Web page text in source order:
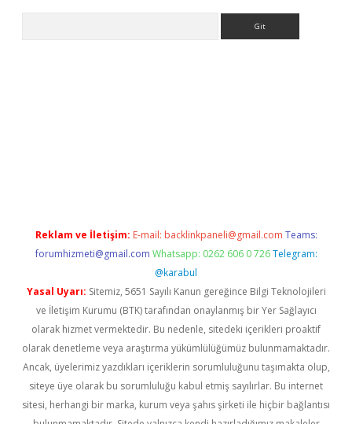
Reklam ve İletişim: E-mail: backlinkpaneli@gmail.com Teams:
forumhizmeti@gmail.com Whatsapp: 0262 606 0 726 Telegram:
@karabul
Yasal Uyarı: Sitemiz, 5651 Sayılı Kanun gereğince Bilgi Teknolojileri
ve İletişim Kurumu (BTK) tarafından onaylanmış bir Yer Sağlayıcı
olarak hizmet vermektedir. Bu nedenle, sitedeki içerikleri proaktif
olarak denetleme veya araştırma yükümlülüğümüz bulunmamaktadır.
Ancak, üyelerimiz yazdıkları içeriklerin sorumluluğunu taşımakta olup,
siteye üye olarak bu sorumluluğu kabul etmiş sayılırlar. Bu internet
sitesi, herhangi bir marka, kurum veya şahıs şirketi ile hiçbir bağlantısı